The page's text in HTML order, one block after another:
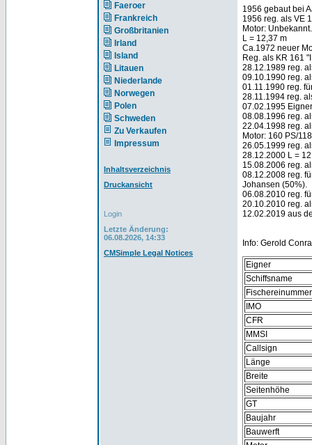
Faeroer
Frankreich
Großbritanien
Irland
Island
Litauen
Niederlande
Norwegen
Polen
Schweden
Zu Verkaufen
Impressum
Inhaltsverzeichnis
Druckansicht
Login
Letzte Änderung:
06.08.2026, 14:33
CMSimple Legal Notices
1956 gebaut bei
1956 reg. als VE
Motor: Unbekannt.
L = 12,37 m
Ca.1972 neuer
Reg. als KR 161
28.12.1989 reg.
09.10.1990 reg.
01.11.1990 reg.
28.11.1994 reg.
07.02.1995
08.08.1996 reg.
22.04.1998 reg.
Motor: 160 PS/
26.05.1999 reg.
28.12.2000 L =
15.08.2006 reg.
08.12.2008 reg.
Johansen (50%).
06.08.2010 reg.
20.10.2010 reg.
12.02.2019 aus
Info: Gerold
Eigner
Schiffsname
Fischereinummer
IMO
CFR
MMSI
Callsign
Länge
Breite
Seitenhöhe
GT
Baujahr
Bauwerft